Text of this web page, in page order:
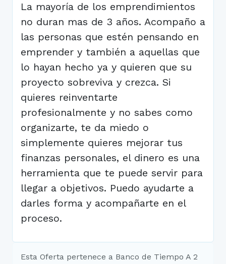
La mayoría de los emprendimientos
no duran mas de 3 años. Acompaño a
las personas que estén pensando en
emprender y también a aquellas que
lo hayan hecho ya y quieren que su
proyecto sobreviva y crezca. Si
quieres reinventarte
profesionalmente y no sabes como
organizarte, te da miedo o
simplemente quieres mejorar tus
finanzas personales, el dinero es una
herramienta que te puede servir para
llegar a objetivos. Puedo ayudarte a
darles forma y acompañarte en el
proceso.
Esta Oferta pertenece a Banco de Tiempo A 2